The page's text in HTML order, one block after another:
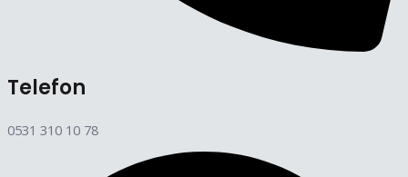
Telefon
0531 310 10 78